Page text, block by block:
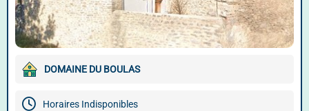
DOMAINE DU BOULAS
Horaires Indisponibles